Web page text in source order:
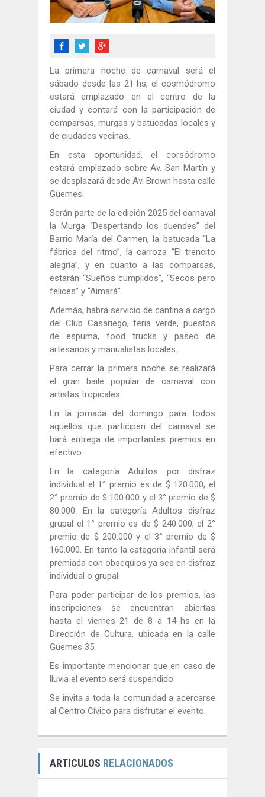
La primera noche de carnaval será el
sábado desde las 21 hs, el cosmódromo
estará emplazado en el centro de la
ciudad y contará con la participación de
comparsas, murgas y batucadas locales y
de ciudades vecinas.
En esta oportunidad, el corsódromo
estará emplazado sobre Av. San Martín y
se desplazará desde Av. Brown hasta calle
Güemes.
Serán parte de la edición 2025 del carnaval
la Murga “Despertando los duendes” del
Barrio María del Carmen, la batucada “La
fábrica del ritmo”, la carroza “El trencito
alegría”, y en cuanto a las comparsas,
estarán “Sueños cumplidos”, “Secos pero
felices” y “Aimará”.
Además, habrá servicio de cantina a cargo
del Club Casariego, feria verde, puestos
de espuma, food trucks y paseo de
artesanos y manualistas locales.
Para cerrar la primera noche se realizará
el gran baile popular de carnaval con
artistas tropicales.
En la jornada del domingo para todos
aquellos que participen del carnaval se
hará entrega de importantes premios en
efectivo.
En la categoría Adultos por disfraz
individual el 1° premio es de $ 120.000, el
2° premio de $ 100.000 y el 3° premio de $
80.000. En la categoría Adultos disfraz
grupal el 1° premio es de $ 240.000, el 2°
premio de $ 200.000 y el 3° premio de $
160.000. En tanto la categoría infantil será
premiada con obsequios ya sea en disfraz
individual o grupal.
Para poder participar de los premios, las
inscripciones se encuentran abiertas
hasta el viernes 21 de 8 a 14 hs en la
Dirección de Cultura, ubicada en la calle
Güemes 35.
Es importante mencionar que en caso de
lluvia el evento será suspendido.
Se invita a toda la comunidad a acercarse
al Centro Cívico para disfrutar el evento.
ARTICULOS RELACIONADOS